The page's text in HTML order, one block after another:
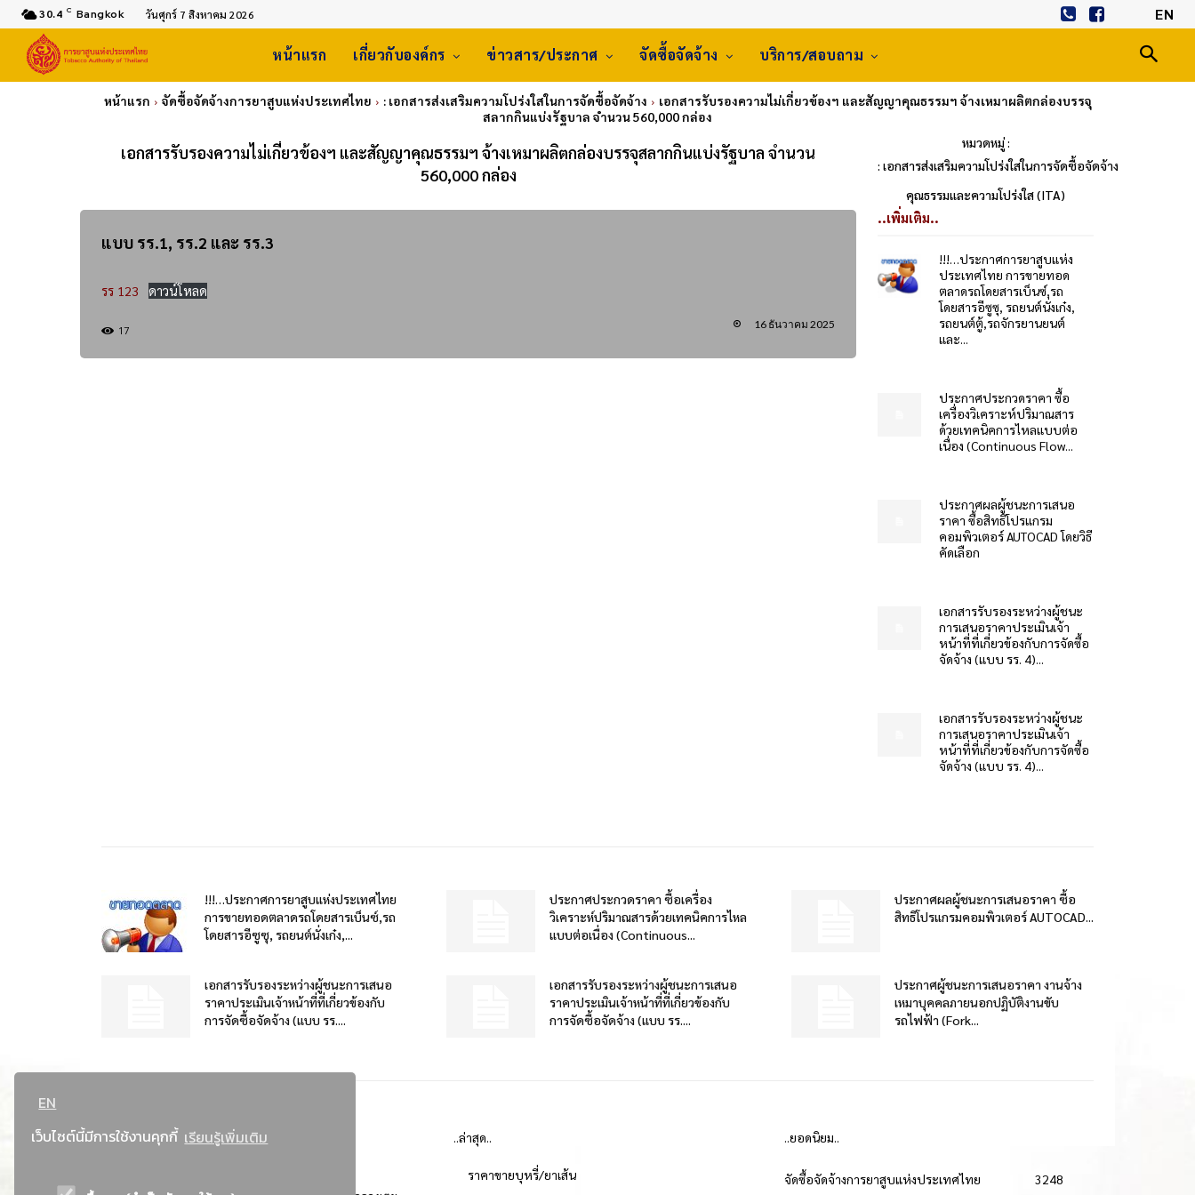
EN
เว็บไซต์นี้มีการใช้งานคุกกี้ เรียนรู้เพิ่มเติม
30.4 C Bangkok วันศุกร์ 7 สิงหาคม 2026 EN
หน้าแรก เกี่ยวกับองค์กร ข่าวสาร/ประกาศ จัดซื้อจัดจ้าง บริการ/สอบถาม
หน้าแรก จัดซื้อจัดจ้างการยาสูบแห่งประเทศไทย : เอกสารส่งเสริมความโปร่งใสในการจัดซื้อจัดจ้าง
เอกสารรับรองความไม่เกี่ยวข้องฯ และสัญญาคุณธรรมฯ จ้างเหมาผลิตกล่องบรรจุ
สลากกินแบ่งรัฐบาล จำนวน 560,000 กล่อง
เอกสารรับรองความไม่เกี่ยวข้องฯ และสัญญาคุณธรรมฯ จ้างเหมาผลิตกล่องบรรจุสลากกินแบ่งรัฐบาล จำนวน
560,000 กล่อง
หมวดหมู่ :
: เอกสารส่งเสริมความโปร่งใสในการจัดซื้อจัดจ้าง
คุณธรรมและความโปร่งใส (ITA)
แบบ รร.1, รร.2 และ รร.3
รร 123 ดาวน์โหลด
17 16 ธันวาคม 2025
..เพิ่มเติม..
!!!…ประกาศการยาสูบแห่ง
ประเทศไทย การขายทอด
ตลาดรถโดยสารเบ็นซ์,รถ
โดยสารอีซูซุ, รถยนต์นั่งเก๋ง,
รถยนต์ตู้,รถจักรยานยนต์
และ...
ประกาศประกวดราคา ซื้อ
เครื่องวิเคราะห์ปริมาณสาร
ด้วยเทคนิคการไหลแบบต่อ
เนื่อง (Continuous Flow...
ประกาศผลผู้ชนะการเสนอ
ราคา ซื้อสิทธิโปรแกรม
คอมพิวเตอร์ AUTOCAD โดยวิธี
คัดเลือก
เอกสารรับรองระหว่างผู้ชนะ
การเสนอราคาประเมินเจ้า
หน้าที่ที่เกี่ยวข้องกับการจัดซื้อ
จัดจ้าง (แบบ รร. 4)...
เอกสารรับรองระหว่างผู้ชนะ
การเสนอราคาประเมินเจ้า
หน้าที่ที่เกี่ยวข้องกับการจัดซื้อ
จัดจ้าง (แบบ รร. 4)...
!!!…ประกาศการยาสูบแห่งประเทศไทย
การขายทอดตลาดรถโดยสารเบ็นซ์,รถ
โดยสารอีซูซุ, รถยนต์นั่งเก๋ง,...
ประกาศประกวดราคา ซื้อเครื่อง
วิเคราะห์ปริมาณสารด้วยเทคนิคการไหล
แบบต่อเนื่อง (Continuous...
ประกาศผลผู้ชนะการเสนอราคา ซื้อ
สิทธิโปรแกรมคอมพิวเตอร์ AUTOCAD...
เอกสารรับรองระหว่างผู้ชนะการเสนอ
ราคาประเมินเจ้าหน้าที่ที่เกี่ยวข้องกับ
การจัดซื้อจัดจ้าง (แบบ รร....
เอกสารรับรองระหว่างผู้ชนะการเสนอ
ราคาประเมินเจ้าหน้าที่ที่เกี่ยวข้องกับ
การจัดซื้อจัดจ้าง (แบบ รร....
ประกาศผู้ชนะการเสนอราคา งานจ้าง
เหมาบุคคลภายนอกปฏิบัติงานขับ
รถไฟฟ้า (Fork...
..ล่าสุด..
ราคาขายบุหรี่/ยาเส้น
..ยอดนิยม..
จัดซื้อจัดจ้างการยาสูบแห่งประเทศไทย 3248